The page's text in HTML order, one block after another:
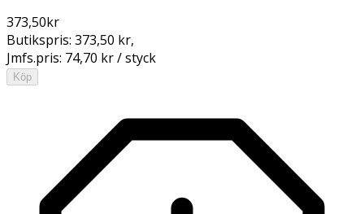
373,50kr
Butikspris: 373,50 kr,
Jmfs.pris: 74,70 kr / styck
Köp